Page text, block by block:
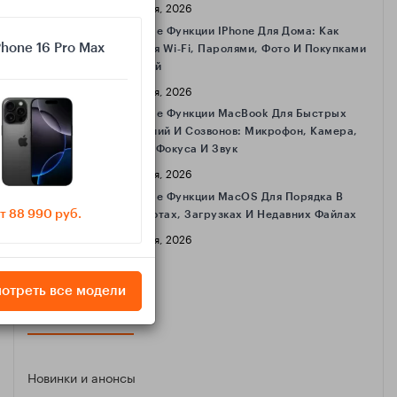
16 Апреля, 2026
Полезные Функции IPhone Для Дома: Как
Делиться Wi‑Fi, Паролями, Фото И Покупками
С Семьёй
16 Апреля, 2026
Полезные Функции MacBook Для Быстрых
Совещаний И Созвонов: Микрофон, Камера,
Режимы Фокуса И Звук
16 Апреля, 2026
Полезные Функции MacOS Для Порядка В
Скриншотах, Загрузках И Недавних Файлах
16 Апреля, 2026
КАТЕГОРИИ
Новинки и анонсы
16 Pro Max
88 990 руб.
все модели